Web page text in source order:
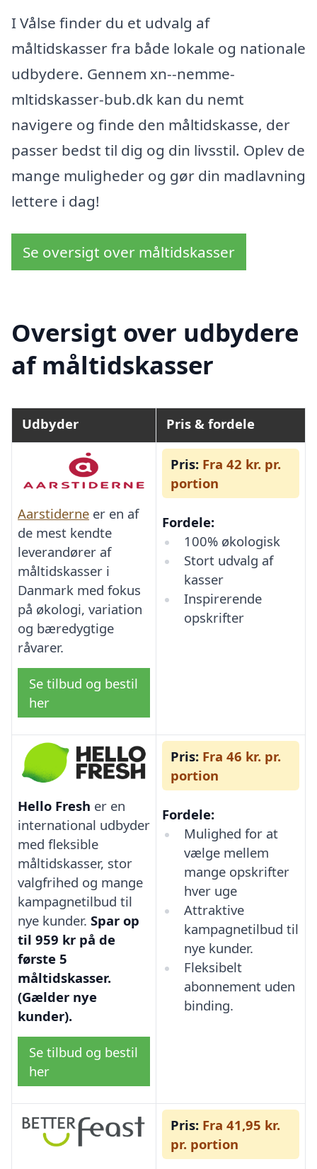
I Vålse finder du et udvalg af
måltidskasser fra både lokale og nationale
udbydere. Gennem xn--nemme-
mltidskasser-bub.dk kan du nemt
navigere og finde den måltidskasse, der
passer bedst til dig og din livsstil. Oplev de
mange muligheder og gør din madlavning
lettere i dag!
Se oversigt over måltidskasser
Oversigt over udbydere
af måltidskasser
Udbyder Pris & fordele
Aarstiderne er en af
de mest kendte
leverandører af
måltidskasser i
Danmark med fokus
på økologi, variation
og bæredygtige
råvarer.
Se tilbud og bestil
her
Pris: Fra 42 kr. pr.
portion
Fordele:
100% økologisk
Stort udvalg af
kasser
Inspirerende
opskrifter
Hello Fresh er en
international udbyder
med fleksible
måltidskasser, stor
valgfrihed og mange
kampagnetilbud til
nye kunder. Spar op
til 959 kr på de
første 5
måltidskasser.
(Gælder nye
kunder).
Se tilbud og bestil
her
Pris: Fra 46 kr. pr.
portion
Fordele:
Mulighed for at
vælge mellem
mange opskrifter
hver uge
Attraktive
kampagnetilbud til
nye kunder.
Fleksibelt
abonnement uden
binding.
Pris: Fra 41,95 kr.
pr. portion